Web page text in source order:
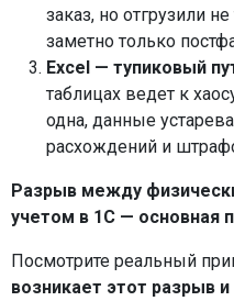
заказ, но отгрузили
заметно только
Excel — тупиковый
таблицах ведет к
одна, данные
расхождений и
Разрыв между
учетом в 1С — основная
Посмотрите реальный
возникает этот разрыв